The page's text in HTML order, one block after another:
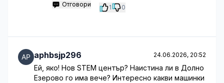
Отговори 1 0
aphbsjp296 24.06.2026, 20:52
Ей, яко! Нов STEM център? Наистина ли в Долно
Езерово го има вече? Интересно какви машинки